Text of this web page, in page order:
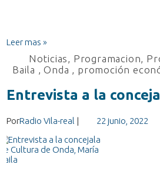
Leer mas »
Noticias, Programacion,
Baila ,Onda , promoción
Entrevista a la
PorRadio Vila-real | 22 junio, 2022